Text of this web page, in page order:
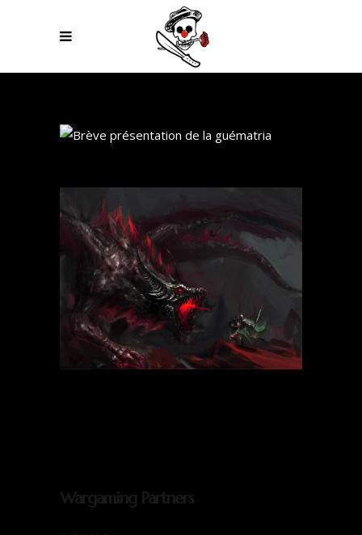
Wargaming Partners